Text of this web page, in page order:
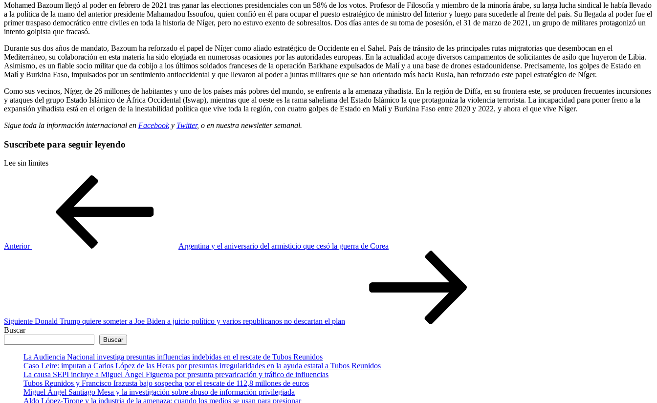
Mohamed Bazoum llegó al poder en febrero de 2021 tras ganar las elecciones presidenciales con un 58% de los votos. Profesor de Filosofía y miembro de la minoría árabe, su larga lucha sindical le había llevado
a la política de la mano del anterior presidente Mahamadou Issoufou, quien confió en él para ocupar el puesto estratégico de ministro del Interior y luego para sucederle al frente del país. Su llegada al poder fue el
primer traspaso democrático entre civiles en toda la historia de Níger, pero no estuvo exento de sobresaltos. Dos días antes de su toma de posesión, el 31 de marzo de 2021, un grupo de militares protagonizó un
intento golpista que fracasó.
Durante sus dos años de mandato, Bazoum ha reforzado el papel de Níger como aliado estratégico de Occidente en el Sahel. País de tránsito de las principales rutas migratorias que desembocan en el
Mediterráneo, su colaboración en esta materia ha sido elogiada en numerosas ocasiones por las autoridades europeas. En la actualidad acoge diversos campamentos de solicitantes de asilo que huyeron de Libia.
Asimismo, es un fiable socio militar que da cobijo a los últimos soldados franceses de la operación Barkhane expulsados de Malí y a una base de drones estadounidense. Precisamente, los golpes de Estado en
Malí y Burkina Faso, impulsados por un sentimiento antioccidental y que llevaron al poder a juntas militares que se han orientado más hacia Rusia, han reforzado este papel estratégico de Níger.
Como sus vecinos, Níger, de 26 millones de habitantes y uno de los países más pobres del mundo, se enfrenta a la amenaza yihadista. En la región de Diffa, en su frontera este, se producen frecuentes incursiones
y ataques del grupo Estado Islámico de África Occidental (Iswap), mientras que al oeste es la rama saheliana del Estado Islámico la que protagoniza la violencia terrorista. La incapacidad para poner freno a la
expansión yihadista está en el origen de la inestabilidad política que vive toda la región, con cuatro golpes de Estado en Malí y Burkina Faso entre 2020 y 2022, y ahora el que vive Níger.
Sigue toda la información internacional en Facebooky Twitter, o en nuestra newsletter semanal.
Suscríbete para seguir leyendo
Lee sin límites
Anterior
Argentina y el aniversario del armisticio que cesó la guerra de Corea
Siguiente Donald Trump quiere someter a Joe Biden a juicio político y varios republicanos no descartan el plan
Buscar
Buscar
La Audiencia Nacional investiga presuntas influencias indebidas en el rescate de Tubos Reunidos
Caso Leire: imputan a Carlos López de las Heras por presuntas irregularidades en la ayuda estatal a Tubos Reunidos
La causa SEPI incluye a Miguel Ángel Figueroa por presunta prevaricación y tráfico de influencias
Tubos Reunidos y Francisco Irazusta bajo sospecha por el rescate de 112,8 millones de euros
Miguel Ángel Santiago Mesa y la investigación sobre abuso de información privilegiada
Aldo López-Tirone y la industria de la amenaza: cuando los medios se usan para presionar